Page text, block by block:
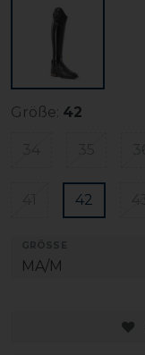
Größe: 42
42